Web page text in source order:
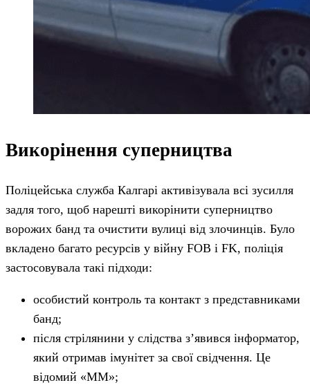
Викорінення суперництва
Поліцейська служба Калгарі активізувала всі зусилля
задля того, щоб нарешті викорінити суперництво
ворожих банд та очистити вулиці від злочинців. Було
вкладено багато ресурсів у війну FOB і FK, поліція
застосовувала такі підходи:
особистий контроль та контакт з представниками
банд;
після стрілянини у слідства з’явився інформатор,
який отримав імунітет за свої свідчення. Це
відомий «ММ»;